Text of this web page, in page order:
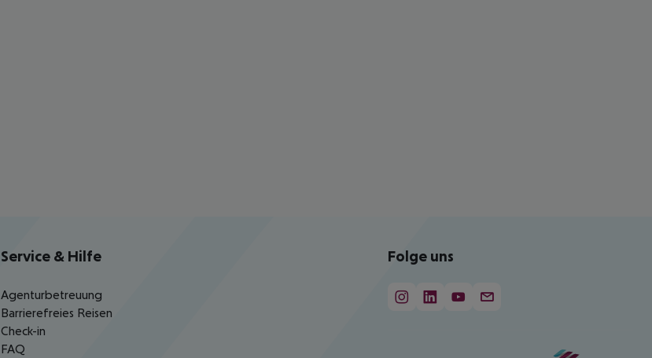
Service & Hilfe
Agenturbetreuung
Barrierefreies Reisen
Check-in
FAQ
Folge uns